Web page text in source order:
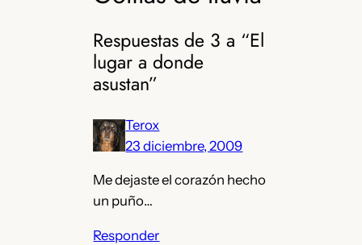
Respuestas de 3 a “El
lugar a donde
asustan”
Terox
23 diciembre, 2009
Me dejaste el corazón hecho
un puño…
Responder